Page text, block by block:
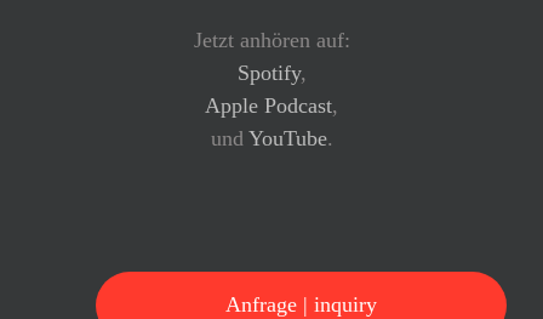
Jetzt anhören auf:
Spotify,
Apple Podcast,
und YouTube.
Anfrage | inquiry